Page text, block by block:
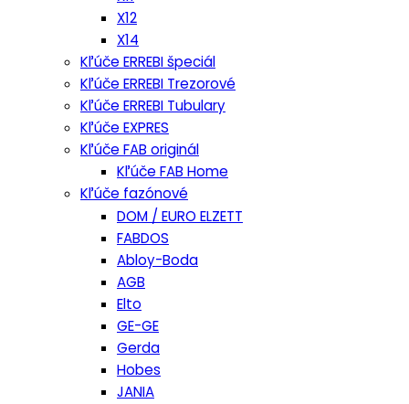
X12
X14
Kľúče ERREBI špeciál
Kľúče ERREBI Trezorové
Kľúče ERREBI Tubulary
Kľúče EXPRES
Kľúče FAB originál
Kľúče FAB Home
Kľúče fazónové
DOM / EURO ELZETT
FABDOS
Abloy-Boda
AGB
Elto
GE-GE
Gerda
Hobes
JANIA